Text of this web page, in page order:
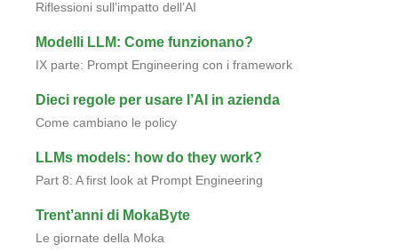
Riflessioni sull’impatto dell’AI
Modelli LLM: Come funzionano?
IX parte: Prompt Engineering con i framework
Dieci regole per usare l’AI in azienda
Come cambiano le policy
LLMs models: how do they work?
Part 8: A first look at Prompt Engineering
Trent’anni di MokaByte
Le giornate della Moka